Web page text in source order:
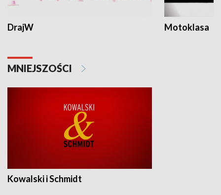
DrajW Motoklasa
MNIEJSZOŚCI
Kowalski i Schmidt